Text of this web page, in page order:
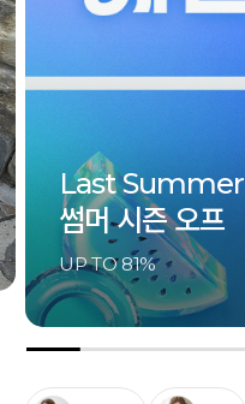
Last Summer
썸머 시즌 오프
UP TO 81%